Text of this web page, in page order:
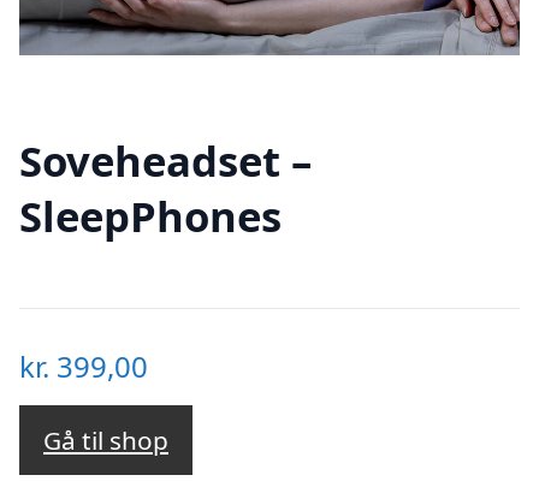
Soveheadset –
SleepPhones
kr. 399,00
Gå til shop